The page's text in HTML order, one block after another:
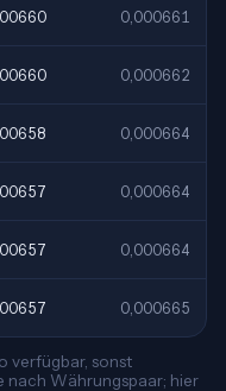
0,000661
0,000662
0,000664
0,000664
0,000664
0,000665
verfügbar, sonst
nach Währungspaar; hier